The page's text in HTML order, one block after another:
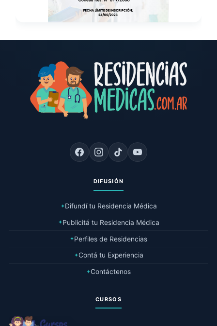
DIFUSIÓN
✦Difundí tu Residencia Médica
✦Publicitá tu Residencia Médica
✦Perfiles de Residencias
✦Contá tu Experiencia
✦Contáctenos
CURSOS